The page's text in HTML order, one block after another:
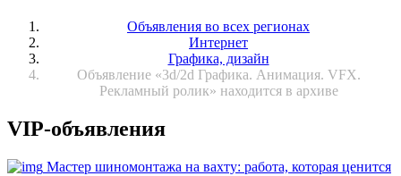
Объявления во всех регионах
Интернет
Графика, дизайн
Объявление «3d/2d Графика. Анимация. VFX.
Рекламный ролик» находится в архиве
VIP-объявления
Мастер шиномонтажа на вахту: работа, которая ценится